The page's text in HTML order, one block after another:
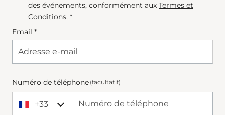
des événements, conformément aux Termes et
Conditions. *
Email *
Numéro de téléphone (facultatif)
+33
+33 France
Phone Number